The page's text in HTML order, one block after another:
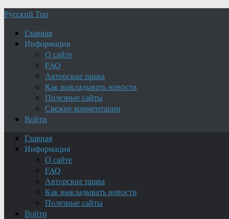
Русский Топ
Главная
Информация
О сайте
FAQ
Авторские права
Как выкладывать новости
Полезные сайты
Свежие комментарии
Войти
Главная
Информация
О сайте
FAQ
Авторские права
Как выкладывать новости
Полезные сайты
Войти